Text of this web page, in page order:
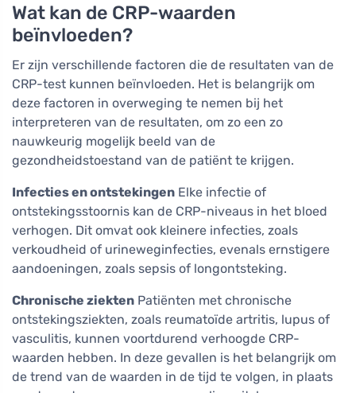
Wat kan de CRP-waarden
beïnvloeden?
Er zijn verschillende factoren die de resultaten van de
CRP-test kunnen beïnvloeden. Het is belangrijk om
deze factoren in overweging te nemen bij het
interpreteren van de resultaten, om zo een zo
nauwkeurig mogelijk beeld van de
gezondheidstoestand van de patiënt te krijgen.
Infecties en ontstekingen Elke infectie of
ontstekingsstoornis kan de CRP-niveaus in het bloed
verhogen. Dit omvat ook kleinere infecties, zoals
verkoudheid of urineweginfecties, evenals ernstigere
aandoeningen, zoals sepsis of longontsteking.
Chronische ziekten Patiënten met chronische
ontstekingsziekten, zoals reumatoïde artritis, lupus of
vasculitis, kunnen voortdurend verhoogde CRP-
waarden hebben. In deze gevallen is het belangrijk om
de trend van de waarden in de tijd te volgen, in plaats